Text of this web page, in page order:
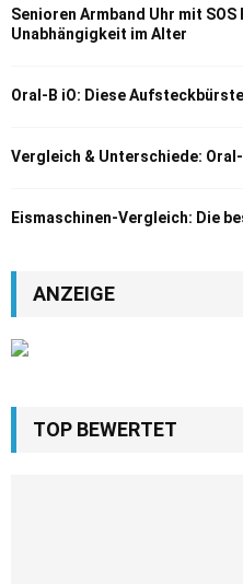
Senioren Armband Uhr mit
Unabhängigkeit im Alter
Oral-B iO: Diese
Vergleich & Unterschiede:
Eismaschinen-Vergleich: Die
ANZEIGE
TOP BEWERTET